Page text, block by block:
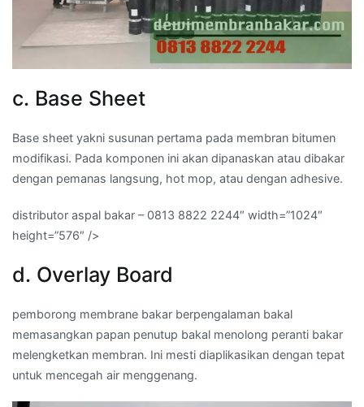
c. Base Sheet
Base sheet yakni susunan pertama pada membran bitumen
modifikasi. Pada komponen ini akan dipanaskan atau dibakar
dengan pemanas langsung, hot mop, atau dengan adhesive.
distributor aspal bakar – 0813 8822 2244″ width=”1024″
height=”576″ />
d. Overlay Board
pemborong membrane bakar berpengalaman bakal
memasangkan papan penutup bakal menolong peranti bakar
melengketkan membran. Ini mesti diaplikasikan dengan tepat
untuk mencegah air menggenang.